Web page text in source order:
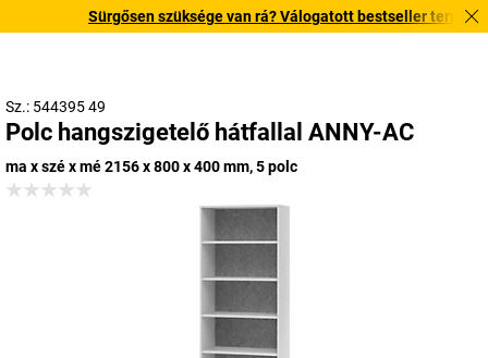
Sürgősen szüksége van rá? Válogatott bestseller
Sz.: 544395 49
Polc hangszigetelő hátfallal ANNY-AC
ma x szé x mé 2156 x 800 x 400 mm, 5 polc